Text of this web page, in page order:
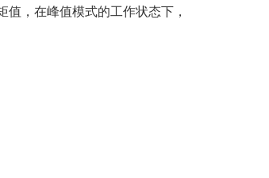
，在峰值模式的工作状态下，